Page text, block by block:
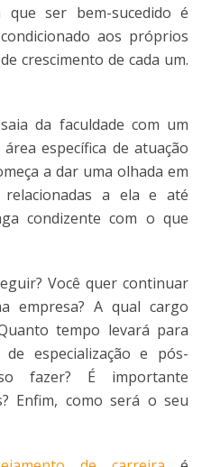
que ser bem-sucedido é
aos próprios
crescimento de cada um.
da faculdade com um
específica de atuação
a dar uma olhada em
relacionadas a ela e até
condizente com o que
Você quer continuar
empresa? A qual cargo
tempo levará para
especialização e pós-
fazer? É importante
Enfim, como será o seu